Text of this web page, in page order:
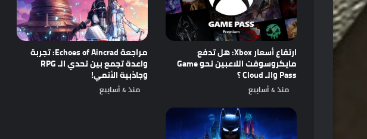
ارتفاع أسعار Xbox: هل تدفع
مايكروسوفت اللاعبين نحو Game
Pass والـ Cloud ؟
منذ 4 أسابيع
مراجعة Echoes of Aincrad: تجربة
واعدة تجمع بين تحدي الـ RPG
وجاذبية الأنمي!
منذ 4 أسابيع